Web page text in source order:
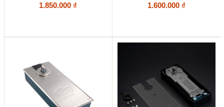
1.850.000 ₫ 1.600.000 ₫